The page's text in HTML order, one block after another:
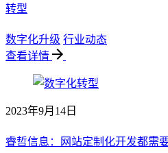
转型
数字化升级 行业动态
查看详情
2023年9月14日
睿哲信息：网站定制化开发都需